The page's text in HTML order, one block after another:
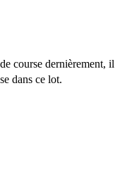
course dernièrement, il
dans ce lot.